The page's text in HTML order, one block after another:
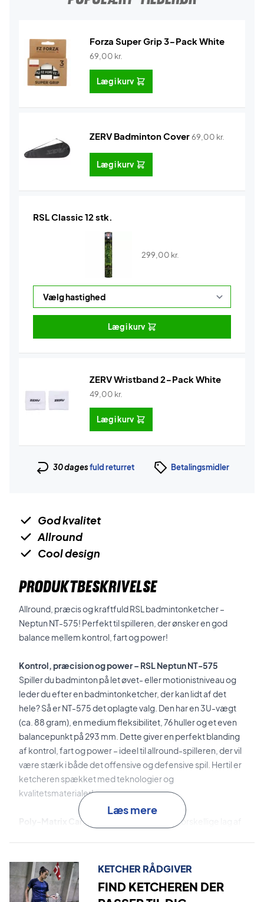
Forza Super Grip 3-Pack White
69,00 kr.
Læg i kurv
ZERV Badminton Cover69,00 kr.
Læg i kurv
RSL Classic 12 stk.
299,00 kr.
Læg i kurv
ZERV Wristband 2-Pack White
49,00 kr.
Læg i kurv
30 dagesfuld returret Betalingsmidler
God kvalitet
Allround
Cool design
PRODUKTBESKRIVELSE
Allround, præcis og kraftfuld RSL badmintonketcher –
Neptun NT-575! Perfekt til spilleren, der ønsker en god
balance mellem kontrol, fart og power!
Kontrol, præcision og power – RSL Neptun NT-575
Spiller du badminton på let øvet- eller motionistniveau og
leder du efter en badmintonketcher, der kan lidt af det
hele? Så er NT-575 det oplagte valg. Den har en 3U-vægt
(ca. 88 gram), en medium fleksibilitet, 76 huller og et even
balancepunkt på 293 mm. Dette giver en perfekt blanding
af kontrol, fart og power – ideel til allround-spilleren, der vil
være stærk i både det offensive og defensive spil. Hertil er
ketcheren spækket med teknologier og
kvalitetsmaterialer!
Poly-Matrix Carbon
er teknologien, hvor forskellige lag af
Wrinkle Free Technology
vrid i rammen.
Læs mere
KETCHER RÅDGIVER
FIND KETCHEREN DER